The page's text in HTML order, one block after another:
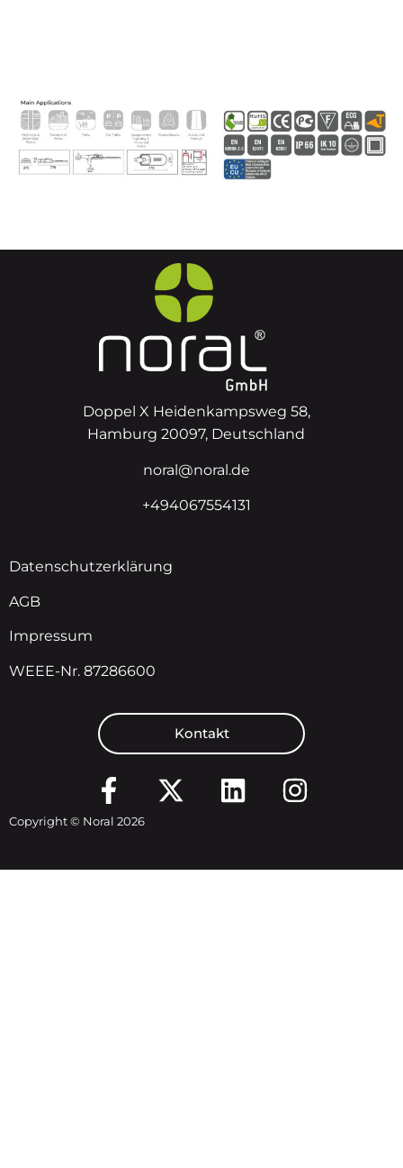
Doppel X Heidenkampsweg 58,
Hamburg 20097, Deutschland
noral@noral.de
+494067554131
Datenschutzerklärung
AGB
Impressum
WEEE-Nr. 87286600
Kontakt
Copyright © Noral 2026